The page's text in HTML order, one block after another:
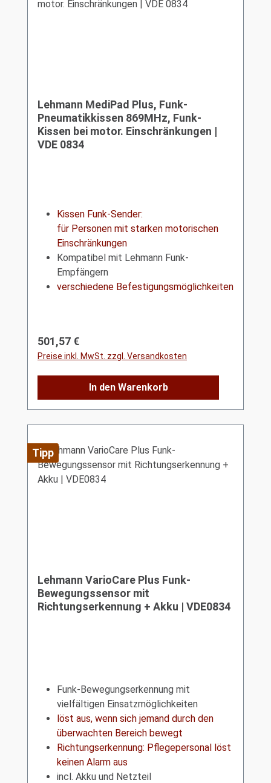
Lehmann MediPad Plus, Funk-
Pneumatikkissen 869MHz, Funk-
Kissen bei motor. Einschränkungen |
VDE 0834
Kissen Funk-Sender:
für Personen mit starken motorischen
Einschränkungen
Kompatibel mit Lehmann Funk-
Empfängern
verschiedene Befestigungsmöglichkeiten
Regulärer Preis:
501,57 €
Preise inkl. MwSt. zzgl. Versandkosten
In den Warenkorb
Tipp
Lehmann VarioCare Plus Funk-
Bewegungssensor mit
Richtungserkennung + Akku | VDE0834
Funk-Bewegungserkennung mit
vielfältigen Einsatzmöglichkeiten
löst aus, wenn sich jemand durch den
überwachten Bereich bewegt
Richtungserkennung: Pflegepersonal löst
keinen Alarm aus
incl. Akku und Netzteil